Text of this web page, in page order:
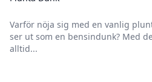
Varför nöja sig med en vanlig
ser ut som en bensindunk? Med
alltid...